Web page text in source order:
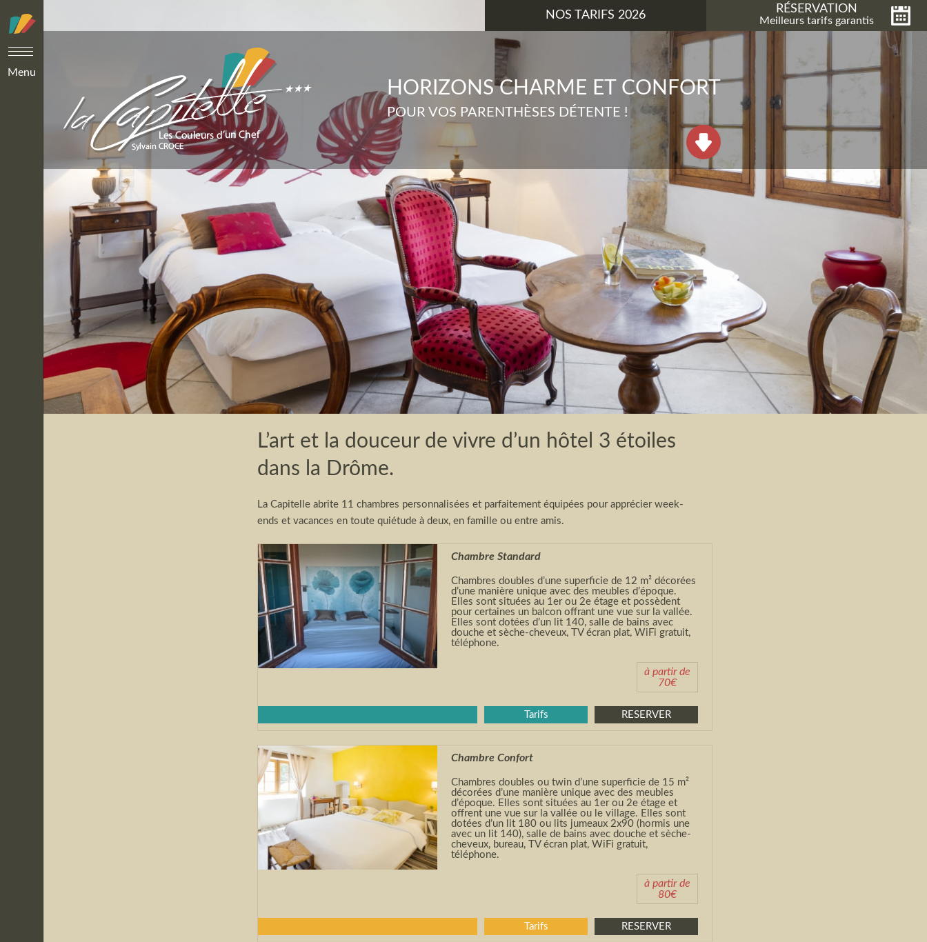
Menu
NOS TARIFS 2026 RÉSERVATION
Meilleurs tarifs garantis
HORIZONS CHARME ET CONFORT
POUR VOS PARENTHÈSES DÉTENTE !
L’art et la douceur de vivre d’un hôtel 3 étoiles
dans la Drôme.
La Capitelle abrite 11 chambres personnalisées et parfaitement équipées pour apprécier week-
ends et vacances en toute quiétude à deux, en famille ou entre amis.
Chambre Standard
Chambres doubles d’une superficie de 12 m² décorées
d’une manière unique avec des meubles d’époque.
Elles sont situées au 1erou 2e étage et possèdent
pour certaines un balcon offrant une vue sur la vallée.
Elles sont dotées d’un lit 140, salle de bains avec
douche et sèche-cheveux, TV écran plat, WiFi gratuit,
téléphone.
à partir de
70€
Tarifs RESERVER
Chambre Confort
Chambres doubles ou twin d’une superficie de 15 m²
décorées d’une manière unique avec des meubles
d’époque. Elles sont situées au 1erou 2e étage et
offrent une vue sur la vallée ou le village. Elles sont
dotées d’un lit 180 ou lits jumeaux 2x90 (hormis une
avec un lit 140), salle de bains avec douche et sèche-
cheveux, bureau, TV écran plat, WiFi gratuit,
téléphone.
à partir de
80€
Tarifs RESERVER